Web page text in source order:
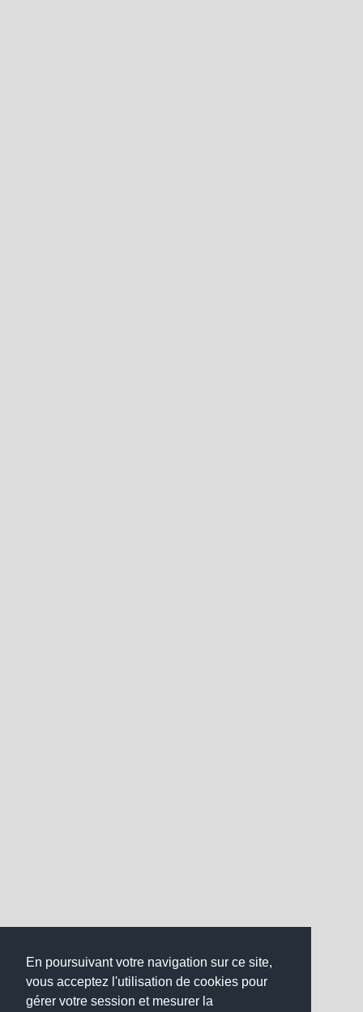
En poursuivant votre navigation sur ce site,
vous acceptez l'utilisation de cookies pour
gérer votre session et mesurer la